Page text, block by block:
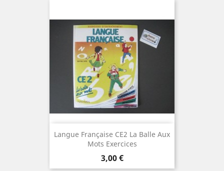
Langue Française CE2 La Balle Aux
Mots Exercices
Prix
3,00 €